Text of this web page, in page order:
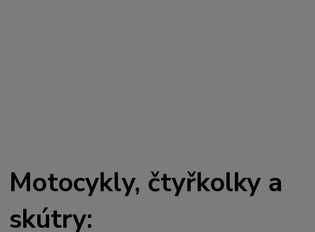
Motocykly, čtyřkolky a
skútry: